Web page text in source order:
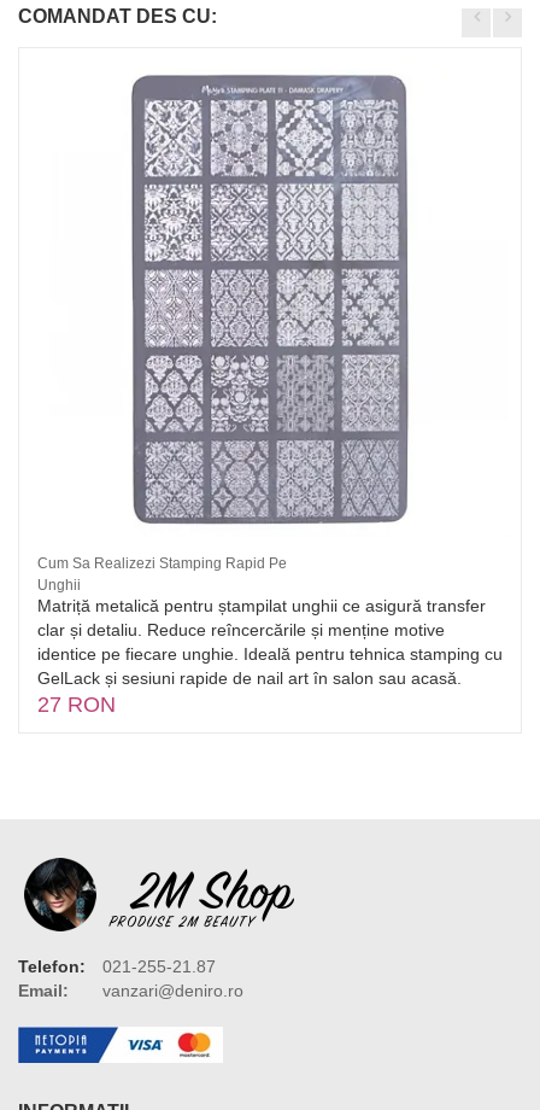
COMANDAT DES CU:
Cum Sa Realizezi Stamping Rapid Pe
Unghii
Matriță metalică pentru ștampilat unghii ce asigură transfer
clar și detaliu. Reduce reîncercările și menține motive
identice pe fiecare unghie. Ideală pentru tehnica stamping cu
GelLack și sesiuni rapide de nail art în salon sau acasă.
27 RON
Telefon:
021-255-21.87
Email:
vanzari@deniro.ro